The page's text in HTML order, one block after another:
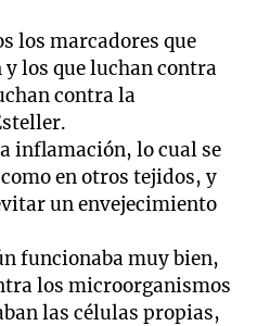
los marcadores que
los que luchan contra
contra la
inflamación, lo cual se
en otros tejidos, y
un envejecimiento
funcionaba muy bien,
los microorganismos
las células propias,